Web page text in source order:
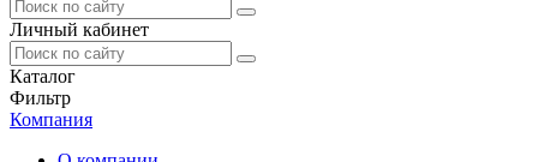
Личный кабинет
Каталог
Фильтр
Компания